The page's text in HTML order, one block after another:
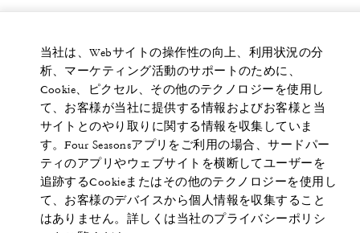
当社は、Webサイトの操作性の向上、利用状況の分
析、マーケティング活動のサポートのために、
Cookie、ピクセル、その他のテクノロジーを使用し
て、お客様が当社に提供する情報およびお客様と当
サイトとのやり取りに関する情報を収集していま
す。Four Seasonsアプリをご利用の場合、サードパー
ティのアプリやウェブサイトを横断してユーザーを
追跡するCookieまたはその他のテクノロジーを使用し
て、お客様のデバイスから個人情報を収集すること
はありません。詳しくは当社のプライバシーポリシ